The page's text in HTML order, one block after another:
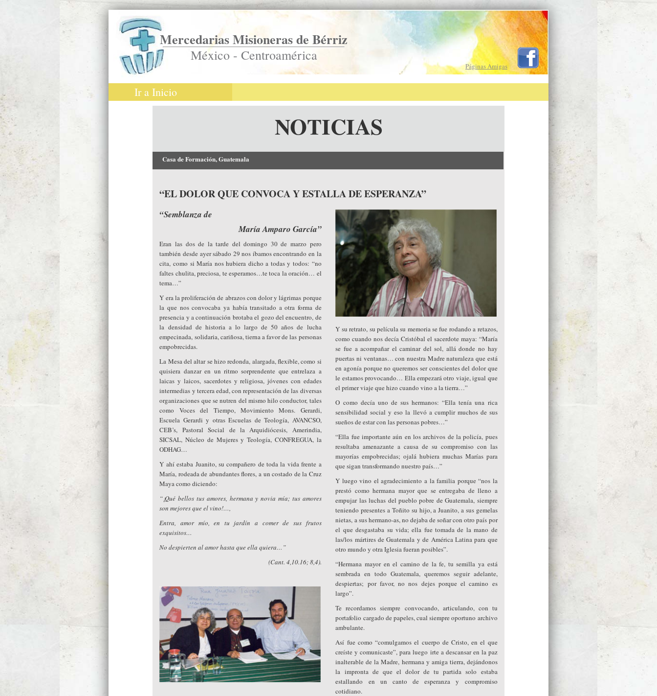
Mercedarias Misioneras de Bérriz
México - Centroamérica
Páginas Amigas
Ir a Inicio
NOTICIAS
Casa de Formación, Guatemala
“EL DOLOR QUE CONVOCA Y ESTALLA DE ESPERANZA”
“Semblanza de
María Amparo García”
Eran las dos de la tarde del domingo 30 de marzo pero
también desde ayer sábado 29 nos íbamos encontrando en la
cita, como si María nos hubiera dicho a todas y todos: “no
faltes chulita, preciosa, te esperamos…te toca la oración… el
tema…”
Y era la proliferación de abrazos con dolor y lágrimas porque
la que nos convocaba ya había transitado a otra forma de
presencia y a continuación brotaba el gozo del encuentro, de
la densidad de historia a lo largo de 50 años de lucha
empecinada, solidaria, cariñosa, tierna a favor de las personas
empobrecidas.
La Mesa del altar se hizo redonda, alargada, flexible, como si
quisiera danzar en un ritmo sorprendente que entrelaza a
laicas y laicos, sacerdotes y religiosa, jóvenes con edades
intermedias y tercera edad, con representación de las diversas
organizaciones que se nutren del mismo hilo conductor, tales
como Voces del Tiempo, Movimiento Mons. Gerardi,
Escuela Gerardi y otras Escuelas de Teología, AVANCSO,
CEB’s, Pastoral Social de la Arquidiócesis, Amerindia,
SICSAL, Núcleo de Mujeres y Teología, CONFREGUA, la
ODHAG…
Y ahí estaba Juanito, su compañero de toda la vida frente a
María, rodeada de abundantes flores, a un costado de la Cruz
Maya como diciendo:
“¡Qué bellos tus amores, hermana y novia mía; tus amores
son mejores que el vino!…,
Entra, amor mío, en tu jardín a comer de sus frutos
exquisitos…
No despierten al amor hasta que ella quiera…”
(Cant. 4,10.16; 8,4).
Y su retrato, su película su memoria se fue rodando a retazos,
como cuando nos decía Cristóbal el sacerdote maya: “María
se fue a acompañar el caminar del sol, allá donde no hay
puertas ni ventanas… con nuestra Madre naturaleza que está
en agonía porque no queremos ser conscientes del dolor que
le estamos provocando… Ella empezará otro viaje, igual que
el primer viaje que hizo cuando vino a la tierra…”
O como decía uno de sus hermanos: “Ella tenía una rica
sensibilidad social y eso la llevó a cumplir muchos de sus
sueños de estar con las personas pobres…”
“Ella fue importante aún en los archivos de la policía, pues
resultaba amenazante a causa de su compromiso con las
mayorías empobrecidas; ojalá hubiera muchas Marías para
que sigan transformando nuestro país…”
Y luego vino el agradecimiento a la familia porque “nos la
prestó como hermana mayor que se entregaba de lleno a
empujar las luchas del pueblo pobre de Guatemala, siempre
teniendo presentes a Toñito su hijo, a Juanito, a sus gemelas
nietas, a sus hermano-as, no dejaba de soñar con otro país por
el que desgastaba su vida; ella fue tomada de la mano de
las/los mártires de Guatemala y de América Latina para que
otro mundo y otra Iglesia fueran posibles”.
“Hermana mayor en el camino de la fe, tu semilla ya está
sembrada en todo Guatemala, queremos seguir adelante,
despiertas; por favor, no nos dejes porque el camino es
largo”.
Te recordamos siempre convocando, articulando, con tu
portafolio cargado de papeles, cual siempre oportuno archivo
ambulante.
Así fue como “comulgamos el cuerpo de Cristo, en el que
creíste y comunicaste”, para luego irte a descansar en la paz
inalterable de la Madre, hermana y amiga tierra, dejándonos
la impronta de que el dolor de tu partida solo estaba
estallando en un canto de esperanza y compromiso
cotidiano.